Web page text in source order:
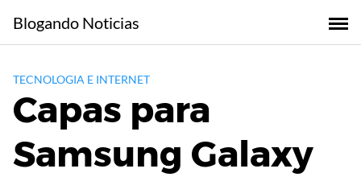
content
Blogando Noticias
TECNOLOGIA E INTERNET
Capas para
Samsung Galaxy